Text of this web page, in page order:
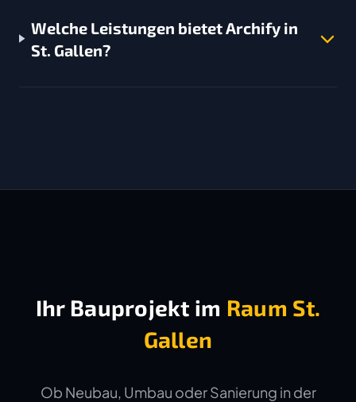
Welche Leistungen bietet Archify in
St. Gallen?
Ihr Bauprojekt im Raum St.
Gallen
Ob Neubau, Umbau oder Sanierung in der